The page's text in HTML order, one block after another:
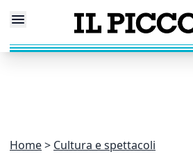
Home Cultura e spettacoli